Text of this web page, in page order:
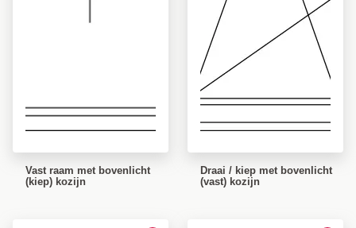
Vast raam met bovenlicht
(kiep) kozijn
Draai / kiep met bovenlicht
(vast) kozijn